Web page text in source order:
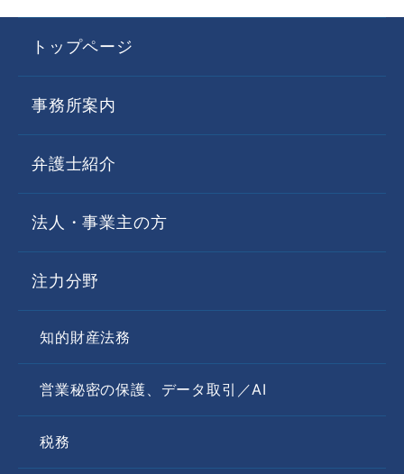
情報等の提供
●お問い合わせへの対応
●上記目的に付随する業務
2. 個人情報の第三者提供について
るため、お問い合わせフォームに記入された
内容をサーバー管理者およびその業務受託者
に提供するほかは、ご利用者様の個人情報
りません。ただし、次の各号の場合は除くも
トップページ
事務所案内
弁護士紹介
法人・事業主の方
注力分野
知的財産法務
営業秘密の保護、データ取引／AI
税務